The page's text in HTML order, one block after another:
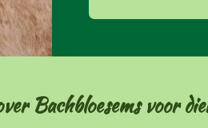
Bachbloesems voor